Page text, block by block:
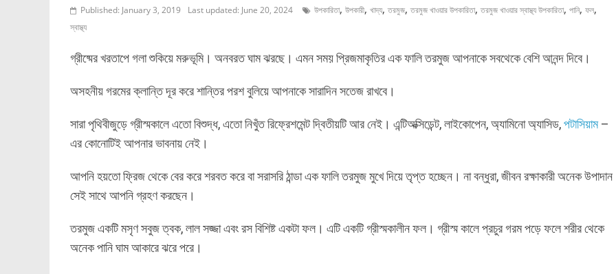
Published: January 3, 2019 Last updated: June 20, 2024 উপকারিতা, উপকারী, খাদ্য,তরমুজ,তরমুজ খাওয়ার উপকারিতা,তরমুজ খাওয়ার স্বাস্থ্য উপকারিতা, পানি, ফল,
স্বাস্থ্য
গ্রীষ্মের খরতাপে গলা শুকিয়ে মরুভূমি। অনবরত ঘাম ঝরছে। এমন সময় প্রিজমাকৃতির এক ফালি তরমুজ আপনাকে সবথেকে বেশি আনন্দ দিবে।
অসহনীয় গরমের ক্লান্তি দূর করে শান্তির পরশ বুলিয়ে আপনাকে সারাদিন সতেজ রাখবে।
সারা পৃথিবীজুড়ে গ্রীস্মকালে এতো বিশুদ্ধ, এতো নিখুঁত রিফ্রেশমেন্ট দ্বিতীয়টি আর নেই। এন্টিঅক্সিডেন্ট, লাইকোপেন, অ্যামিনো অ্যাসিড,পটাসিয়াম–
এর কোনোটিই আপনার ভাবনায় নেই।
আপনি হয়তো ফ্রিজ থেকে বের করে শরবত করে বা সরাসরি ঠান্ডা এক ফালি তরমুজ মুখে দিয়ে তৃপ্ত হচ্ছেন। না বন্ধুরা, জীবন রক্ষাকারী অনেক উপাদান
সেই সাথে আপনি গ্রহণ করছেন।
তরমুজ একটি মসৃণ সবুজ ত্বক, লাল সজ্জা এবং রস বিশিষ্ট একটা ফল। এটি একটি গ্রীস্মকালীন ফল। গ্রীস্ম কালে প্রচুর গরম পড়ে ফলে শরীর থেকে
অনেক পানি ঘাম আকারে ঝরে পরে।